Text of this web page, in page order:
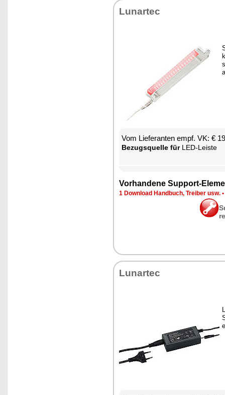
Lun­ar­tec
Vom Lie­fe­ran­ten empf. VK: €
Be­zugs­quel­le fürLED-Leis­te
Vor­han­de­ne Sup­port-
1 Down­load Hand­buch, Trei­ber usw. •
Lun­ar­tec